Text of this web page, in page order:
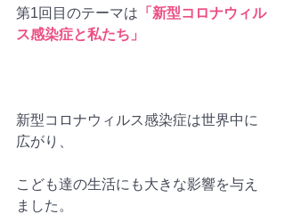
第1回目のテーマは 「新型コロナウィル
ス感染症と私たち」
新型コロナウィルス感染症は世界中に
広がり、
こども達の生活にも大きな影響を与え
ました。